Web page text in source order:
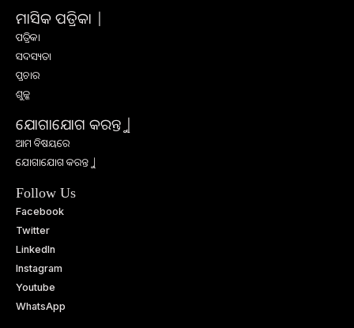
ମାସିକ ପତ୍ରିକା |
ପତ୍ରିକା
ସଦସ୍ୟତା
ପ୍ରଚାର
ଶୁଳ୍କ
ଯୋଗାଯୋଗ କରନ୍ତୁ |
ଆମ ବିଷୟରେ
ଯୋଗାଯୋଗ କରନ୍ତୁ |
Follow Us
Facebook
Twitter
LinkedIn
Instagram
Youtube
WhatsApp